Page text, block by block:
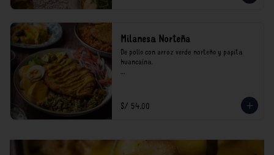
Milanesa Norteña
De pollo con arroz verde norteño y papita
huancaína.
consumo.
S/ 54.00